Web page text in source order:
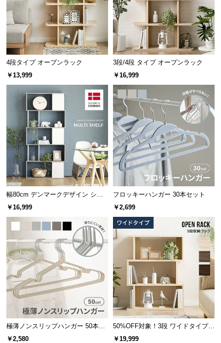
食器や調味料をまとめて置くだけで、便利なキッチ
ンシェルフにもなります。
ブックシェルフとして
落ち着き感あるブックシェルフに。デスクの隣や子
供部屋にぴったりです。
4段タイプ オープンラック
￥13,999
3段/4段 タイプ オープンラック
￥16,999
幅80cm デンマークデザイン シェ
ルフ
￥16,999
フロッキーハンガー 30本セット
￥2,699
極薄ノンスリップハンガー 50本セ
ット
￥2,580
50%OFF対象！3段 ワイドタイプ
オープンラック
￥19,999